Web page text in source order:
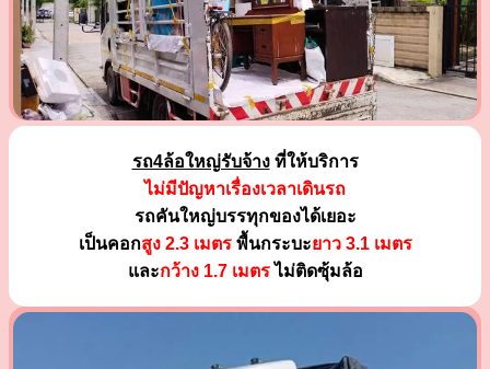
รถ4ล้อใหญ่รับจ้างที่ให้บริการ
ไม่มีปัญหาเรื่องเวลาเดินรถ
รถคันใหญ่บรรทุกของได้เยอะ
เป็นคอกสูง 2.3 เมตรพื้นกระบะยาว 3.1 เมตร
และกว้าง 1.7 เมตรไม่ติดซุ้มล้อ